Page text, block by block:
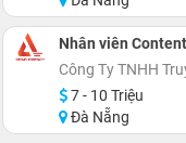
Nhân viên
Công Ty TNHH
7 - 10 Triệu
Đà Nẵng